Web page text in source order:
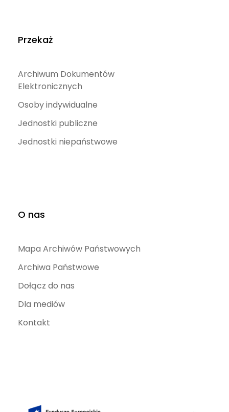
Przekaż
Archiwum Dokumentów
Elektronicznych
Osoby indywidualne
Jednostki publiczne
Jednostki niepaństwowe
O nas
Mapa Archiwów Państwowych
Archiwa Państwowe
Dołącz do nas
Dla mediów
Kontakt